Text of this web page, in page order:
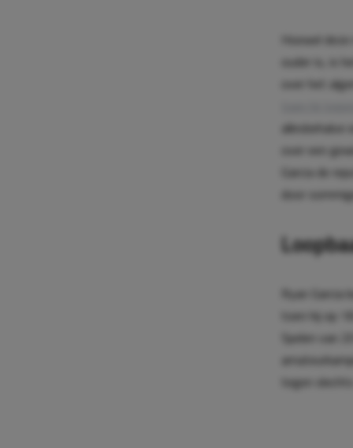
Hoewel
ouder is, is
over het
over een
Garcia de
door
Ryan
toen hij op
Spelen van
tegen